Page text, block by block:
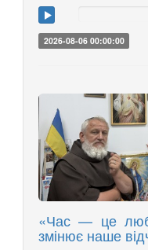
2026-08-06 00:00:00
«Час — це
змінює наше